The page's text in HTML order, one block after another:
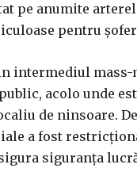
pe anumite
pentru
intermediul
acolo unde
de ninsoare.
a fost
siguranța